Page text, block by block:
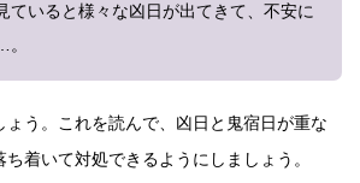
ていると様々な凶日が出てきて、不安に
ょう。これを読んで、凶日と鬼宿日が重な
着いて対処できるようにしましょう。